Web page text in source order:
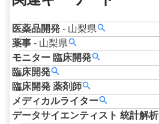
医薬品開発 - 山梨県
薬事 - 山梨県
モニター 臨床開発
臨床開発
臨床開発 薬剤師
メディカルライター
データサイエンティスト 統計解析